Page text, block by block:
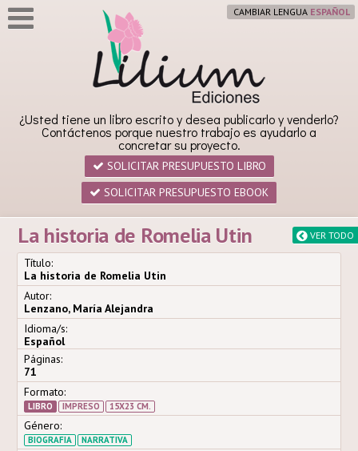
CAMBIAR LENGUA
¿Usted tiene un libro escrito y desea publicarlo y venderlo?
Contáctenos porque nuestro trabajo es ayudarlo a
concretar su proyecto.
SOLICITAR PRESUPUESTO LIBRO
SOLICITAR PRESUPUESTO EBOOK
VER TODO
La historia de Romelia Utin
Título:
La historia de Romelia Utin
Autor:
Lenzano, María Alejandra
Idioma/s:
Español
Páginas:
71
Formato:
LIBRO IMPRESO 15X23 CM.
Género:
BIOGRAFIA NARRATIVA